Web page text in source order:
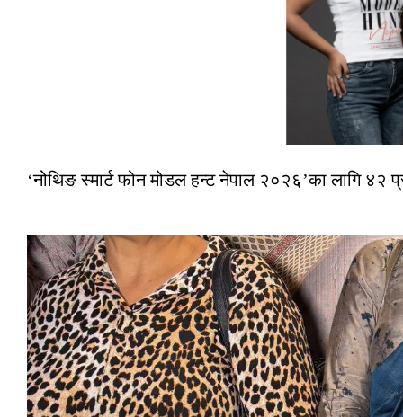
‘नोथिङ स्मार्ट फोन मोडल हन्ट नेपाल २०२६’का लागि ४२